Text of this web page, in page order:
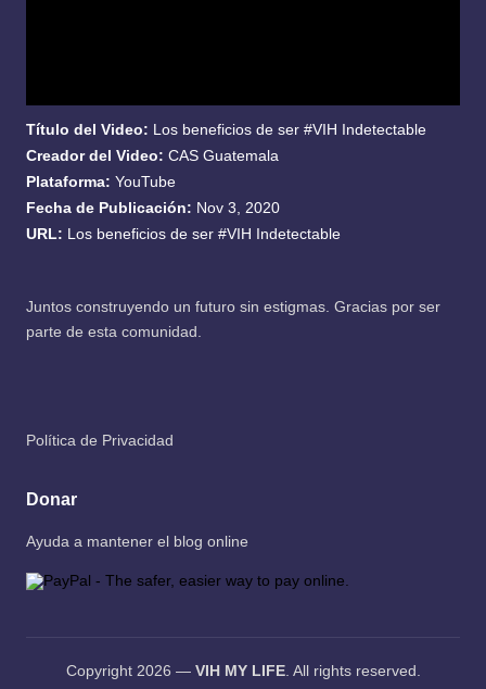
Título del Video: Los beneficios de ser #VIH Indetectable
Creador del Video: CAS Guatemala
Plataforma: YouTube
Fecha de Publicación: Nov 3, 2020
URL: Los beneficios de ser #VIH Indetectable
Juntos construyendo un futuro sin estigmas. Gracias por ser
parte de esta comunidad.
Política de Privacidad
Donar
Ayuda a mantener el blog online
Copyright 2026 — VIH MY LIFE. All rights reserved.